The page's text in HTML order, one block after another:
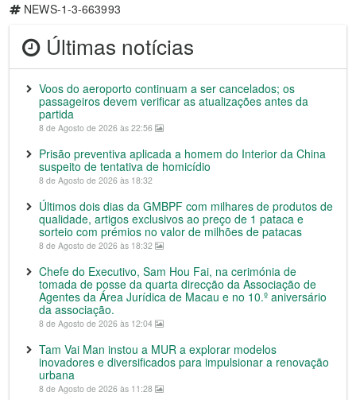
NEWS-1-3-663993
Últimas notícias
Voos do aeroporto continuam a ser cancelados; os
passageiros devem verificar as atualizações antes da
partida
8 de Agosto de 2026 às 22:56
Prisão preventiva aplicada a homem do Interior da China
suspeito de tentativa de homicídio
8 de Agosto de 2026 às 18:32
Últimos dois dias da GMBPF com milhares de produtos de
qualidade, artigos exclusivos ao preço de 1 pataca e
sorteio com prémios no valor de milhões de patacas
8 de Agosto de 2026 às 18:32
Chefe do Executivo, Sam Hou Fai, na cerimónia de
tomada de posse da quarta direcção da Associação de
Agentes da Área Jurídica de Macau e no 10.º aniversário
da associação.
8 de Agosto de 2026 às 12:04
Tam Vai Man instou a MUR a explorar modelos
inovadores e diversificados para impulsionar a renovação
urbana
8 de Agosto de 2026 às 11:28